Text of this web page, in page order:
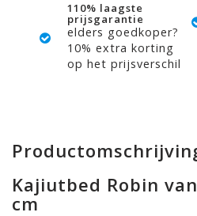
110% laagste
prijsgarantie
elders goedkoper?
10% extra korting
op het prijsverschil
Kajiutbed Robin
cm